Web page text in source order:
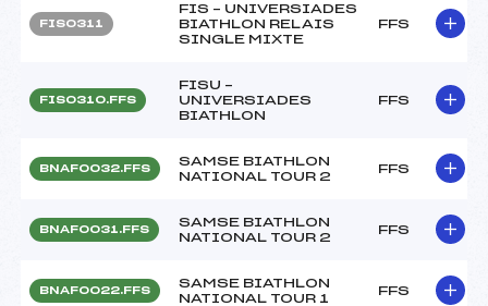
FIS0311
FIS – UNIVERSIADES
BIATHLON RELAIS
SINGLE MIXTE
FFS
FIS0310.FFS
FISU –
UNIVERSIADES
BIATHLON
FFS
BNAF0032.FFS
SAMSE BIATHLON
NATIONAL TOUR 2
FFS
BNAF0031.FFS
SAMSE BIATHLON
NATIONAL TOUR 2
FFS
BNAF0022.FFS
SAMSE BIATHLON
NATIONAL TOUR 1
FFS